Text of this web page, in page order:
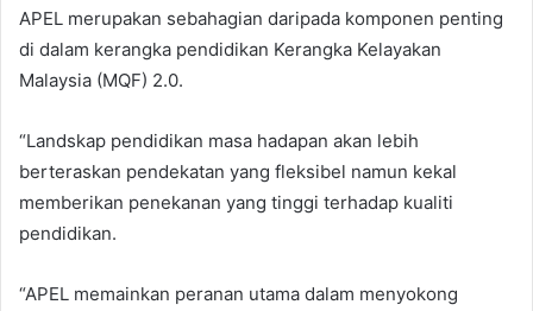
APEL merupakan sebahagian daripada komponen penting
di dalam kerangka pendidikan Kerangka Kelayakan
Malaysia (MQF) 2.0.
“Landskap pendidikan masa hadapan akan lebih
berteraskan pendekatan yang fleksibel namun kekal
memberikan penekanan yang tinggi terhadap kualiti
pendidikan.
“APEL memainkan peranan utama dalam menyokong